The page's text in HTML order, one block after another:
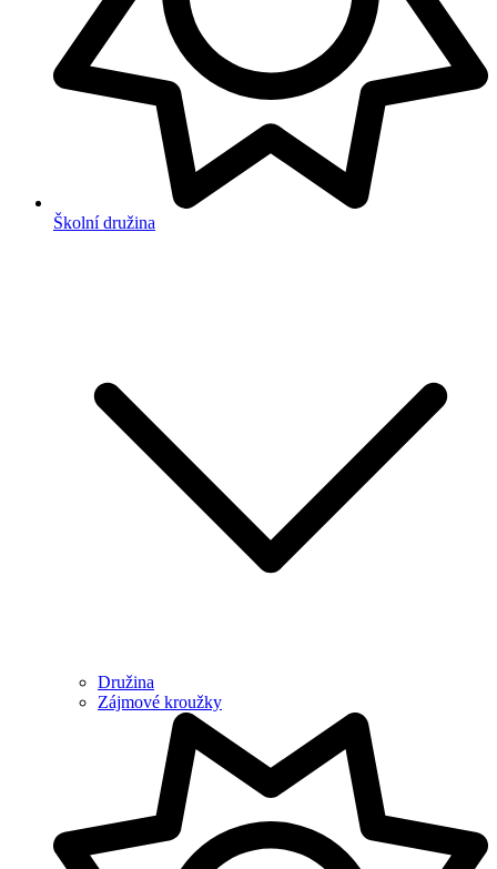
Školní družina
Družina
Zájmové kroužky